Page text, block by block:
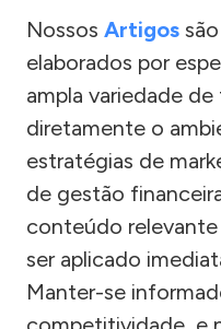
Nossos Artigos
elaborados por
ampla variedade
diretamente o
estratégias de
de gestão
conteúdo
ser aplicado
Manter-se